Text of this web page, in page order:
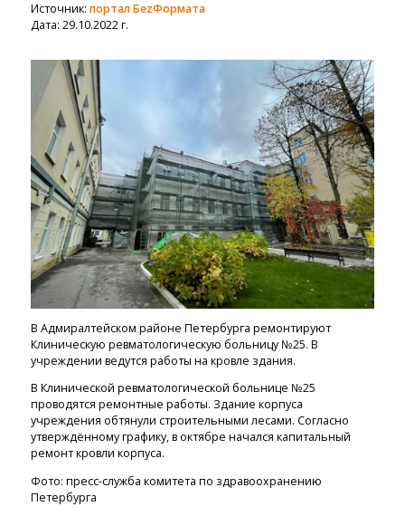
Источник: портал БеzФормата
Дата: 29.10.2022 г.
В Адмиралтейском районе Петербурга ремонтируют
Клиническую ревматологическую больницу №25. В
учреждении ведутся работы на кровле здания.
В Клинической ревматологической больнице №25
проводятся ремонтные работы. Здание корпуса
учреждения обтянули строительными лесами. Согласно
утверждённому графику, в октябре начался капитальный
ремонт кровли корпуса.
Фото: пресс-служба комитета по здравоохранению
Петербурга